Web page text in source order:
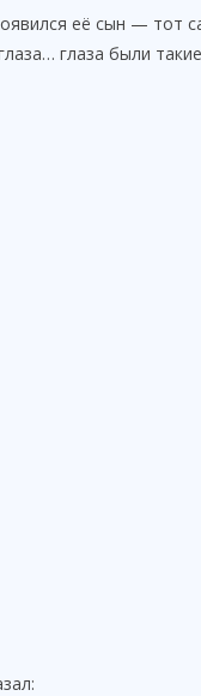
её сын — тот
глаза были